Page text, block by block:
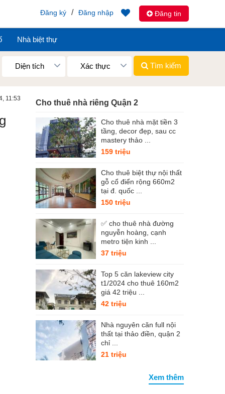
Đăng tin
Đăng nhập
/
Đăng ký
Nhà biệt thự
Diện tích Xác thực Tìm kiếm
11:53 Cho thuê nhà riêng Quận 2
Cho thuê nhà mặt tiền 3
tầng, decor đẹp, sau cc
mastery thảo ...
159 triệu
Cho thuê biệt thự nội thất
gỗ cổ điển rộng 660m2
tại đ. quốc ...
150 triệu
✅ cho thuê nhà đường
nguyễn hoàng, cạnh
metro tiện kinh ...
37 triệu
Top 5 căn lakeview city
t1/2024 cho thuê 160m2
giá 42 triệu ...
42 triệu
Nhà nguyên căn full nội
thất tại thảo điền, quận 2
chỉ ...
21 triệu
Xem thêm